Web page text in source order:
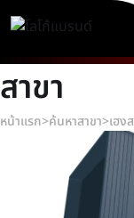
สาขา
หน้าแรก>ค้นหาสาขา>เฮง